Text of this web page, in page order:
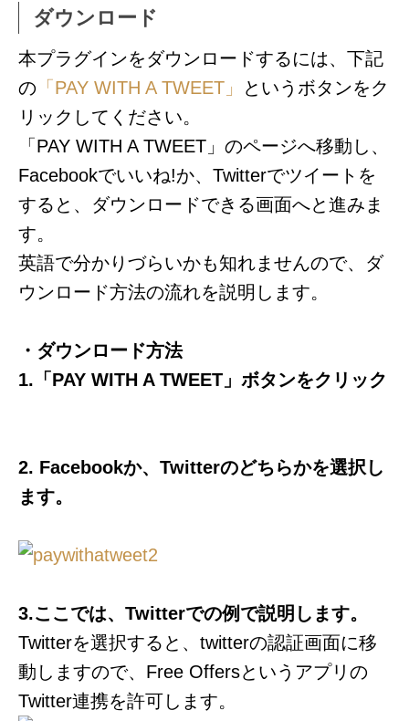
ダウンロード
本プラグインをダウンロードするには、下記
の 「PAY WITH A TWEET」
というボタンをク
リックしてください。
「PAY WITH A TWEET」のページへ移動し、
Facebookでいいね!か、Twitterでツイートを
すると、ダウンロードできる画面へと進みま
す。
英語で分かりづらいかも知れませんので、ダ
ウンロード方法の流れを説明します。
・ダウンロード方法
1.「PAY WITH A TWEET」ボタンをクリック
2. Facebookか、Twitterのどちらかを選択し
ます。
3.ここでは、Twitterでの例で説明します。
Twitterを選択すると、twitterの認証画面に移
動しますので、Free Offersというアプリの
Twitter連携を許可します。